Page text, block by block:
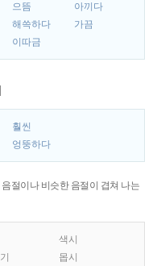
으뜸
아끼다
해쓱하다
가끔
이따금
훨씬
엉뚱하다
음절이나 비슷한 음절이 겹쳐 나는
색시
몹시